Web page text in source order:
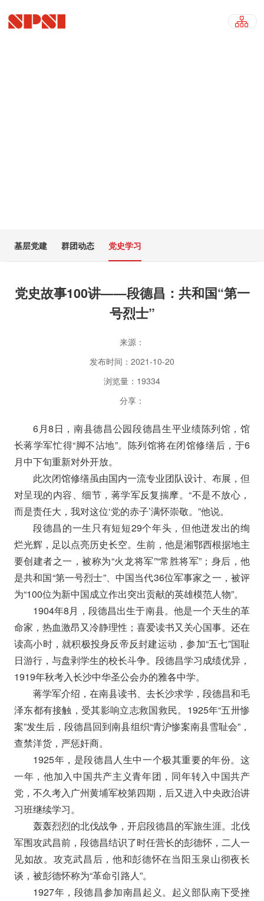
基层党建 群团动态 党史学习
党史故事100讲——段德昌：共和国“第一
号烈士”
来源：
发布时间：2021-10-20
浏览量：19334
分享：
6月8日，南县德昌公园段德昌生平业绩陈列馆，馆
长蒋学军忙得“脚不沾地”。陈列馆将在闭馆修缮后，于6
月中下旬重新对外开放。
此次闭馆修缮虽由国内一流专业团队设计、布展，但
对呈现的内容、细节，蒋学军反复揣摩。“不是不放心，
而是责任大，我对这位‘党的赤子’满怀崇敬。”他说。
段德昌的一生只有短短29个年头，但他迸发出的绚
烂光辉，足以点亮历史长空。生前，他是湘鄂西根据地主
要创建者之一，被称为“火龙将军”“常胜将军”；身后，他
是共和国“第一号烈士”、中国当代36位军事家之一，被评
为“100位为新中国成立作出突出贡献的英雄模范人物”。
1904年8月，段德昌出生于南县。他是一个天生的革
命家，热血激昂又冷静理性；喜爱读书又关心国事。还在
读高小时，就积极投身反帝反封建运动，参加“五七”国耻
日游行，与盘剥学生的校长斗争。段德昌学习成绩优异，
1919年秋考入长沙中华圣公会办的雅各中学。
蒋学军介绍，在南县读书、去长沙求学，段德昌和毛
泽东都有接触，受其影响立志救国救民。1925年“五卅惨
案”发生后，段德昌回到南县组织“青沪惨案南县雪耻会”，
查禁洋货，严惩奸商。
1925年，是段德昌人生中一个极其重要的年份。这
一年，他加入中国共产主义青年团，同年转入中国共产
党，不久考入广州黄埔军校第四期，后又进入中央政治讲
习班继续学习。
轰轰烈烈的北伐战争，开启段德昌的军旅生涯。北伐
军围攻武昌前，段德昌结识了时任营长的彭德怀，二人一
见如故。攻克武昌后，他和彭德怀在当阳玉泉山彻夜长
谈，被彭德怀称为“革命引路人”。
1927年，段德昌参加南昌起义。起义部队南下受挫